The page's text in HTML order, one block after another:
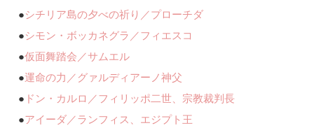
●シチリア島の夕べの祈り／プローチダ
●シモン・ボッカネグラ／フィエスコ
●仮面舞踏会／サムエル
●運命の力／グァルディアーノ神父
● ドン・カルロ／フィリッポ二世、宗教裁判長
●アイーダ／ランフィス、エジプト王